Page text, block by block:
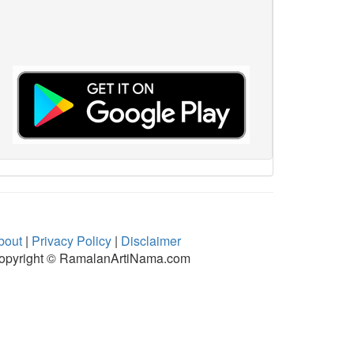
| Privacy Policy | Disclaimer
© RamalanArtiNama.com